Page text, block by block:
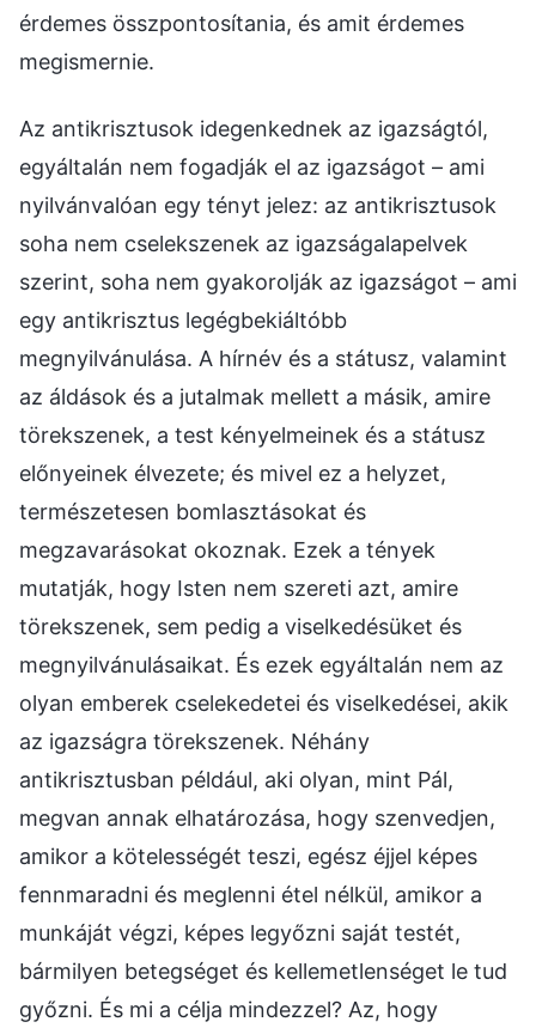
érdemes összpontosítania, és amit érdemes
megismernie.
Az antikrisztusok idegenkednek az igazságtól,
egyáltalán nem fogadják el az igazságot – ami
nyilvánvalóan egy tényt jelez: az antikrisztusok
soha nem cselekszenek az igazságalapelvek
szerint, soha nem gyakorolják az igazságot – ami
egy antikrisztus legégbekiáltóbb
megnyilvánulása. A hírnév és a státusz, valamint
az áldások és a jutalmak mellett a másik, amire
törekszenek, a test kényelmeinek és a státusz
előnyeinek élvezete; és mivel ez a helyzet,
természetesen bomlasztásokat és
megzavarásokat okoznak. Ezek a tények
mutatják, hogy Isten nem szereti azt, amire
törekszenek, sem pedig a viselkedésüket és
megnyilvánulásaikat. És ezek egyáltalán nem az
olyan emberek cselekedetei és viselkedései, akik
az igazságra törekszenek. Néhány
antikrisztusban például, aki olyan, mint Pál,
megvan annak elhatározása, hogy szenvedjen,
amikor a kötelességét teszi, egész éjjel képes
fennmaradni és meglenni étel nélkül, amikor a
munkáját végzi, képes legyőzni saját testét,
bármilyen betegséget és kellemetlenséget le tud
győzni. És mi a célja mindezzel? Az, hogy